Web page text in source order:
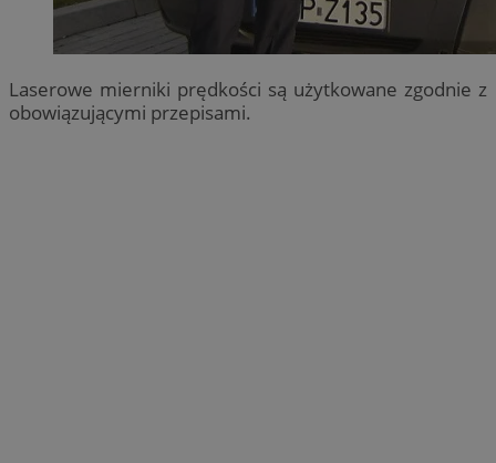
Laserowe mierniki prędkości są użytkowane zgodnie z
obowiązującymi przepisami.